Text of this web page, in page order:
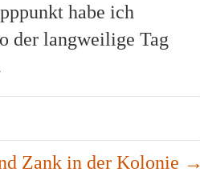
habe ich
der langweilige Tag
Zank in der Kolonie →